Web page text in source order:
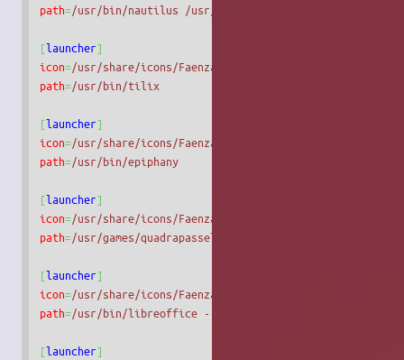
path=/usr/bin/nautilus /usr/share/applications
[launcher]
icon=/usr/share/icons/Faenza/apps/24/xterm.png
path=/usr/bin/tilix
[launcher]
icon=/usr/share/icons/Faenza/apps/24/web-browser.png
path=/usr/bin/epiphany
[launcher]
icon=/usr/share/icons/Faenza/apps/24/quadrapassel.png
path=/usr/games/quadrapassel
[launcher]
icon=/usr/share/icons/Faenza/apps/24/libreoffice3-
path=/usr/bin/libreoffice --writer
[launcher]